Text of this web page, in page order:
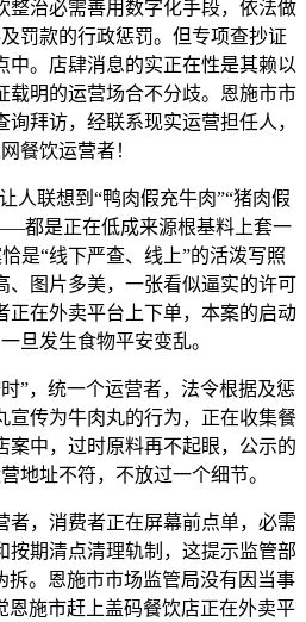
整治必需善用数字化手段，依法做
罚款的行政惩罚。但专项查抄证
中。店肆消息的实正在性是其赖以
载明的运营场合不分歧。恩施市市
拜访，经联系现实运营担任人，
餐饮运营者！
联想到“鸭肉假充牛肉”“猪肉假
都是正在低成来源根基料上套一
是“线下严查、线上”的活泼写照
图片多美，一张看似逼实的许可
正在外卖平台上下单，本案的启动
旦发生食物平安变乱。
，统一个运营者，法令根据及惩
宣传为牛肉丸的行为，正在收集餐
案中，过时原料再不起眼，公示的
地址不符，不放过一个细节。
，消费者正在屏幕前点单，必需
按期清点清理轨制，这提示监管部
拆。恩施市市场监管局没有因当事
恩施市赶上盖码餐饮店正在外卖平